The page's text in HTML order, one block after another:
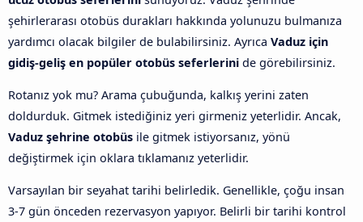
şehirlerarası otobüs durakları hakkında yolunuzu bulmanıza
yardımcı olacak bilgiler de bulabilirsiniz. Ayrıca Vaduz için
gidiş-geliş en popüler otobüs seferlerini de görebilirsiniz.
Rotanız yok mu? Arama çubuğunda, kalkış yerini zaten
doldurduk. Gitmek istediğiniz yeri girmeniz yeterlidir. Ancak,
Vaduz şehrine otobüs ile gitmek istiyorsanız, yönü
değiştirmek için oklara tıklamanız yeterlidir.
Varsayılan bir seyahat tarihi belirledik. Genellikle, çoğu insan
3-7 gün önceden rezervasyon yapıyor. Belirli bir tarihi kontrol